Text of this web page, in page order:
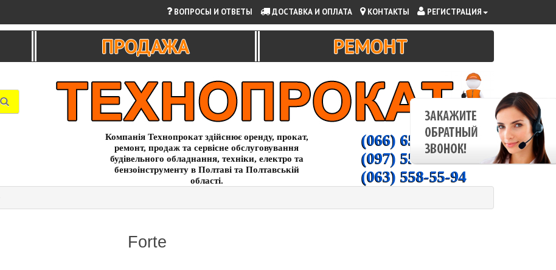
ВОПРОСЫ И ОТВЕТЫ ДОСТАВКА И ОПЛАТА КОНТАКТЫ РЕГИСТРАЦИЯ
ПРОДАЖА РЕМОНТ
Компанія Технопрокат здійснює оренду, прокат,
ремонт, продаж та сервісне обслуговування
будівельного обладнання, техніки, електро та
бензоінструменту в Полтаві та Полтавській
області.
(066) 65-000-94
(097) 55-00-266
(063) 558-55-94
Forte